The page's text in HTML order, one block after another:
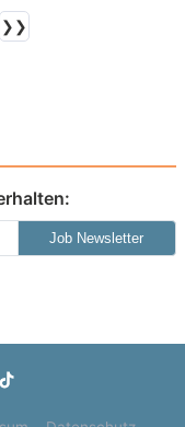
❯❯
Job Newsletter